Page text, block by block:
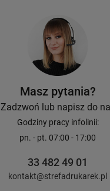
DO KOSZYKA
Masz pytania?
Zadzwoń lub napisz do
Godziny pracy infolinii:
pn. - pt. 07:00 - 17:00
33 482 49 01
kontakt@strefadrukarek.pl